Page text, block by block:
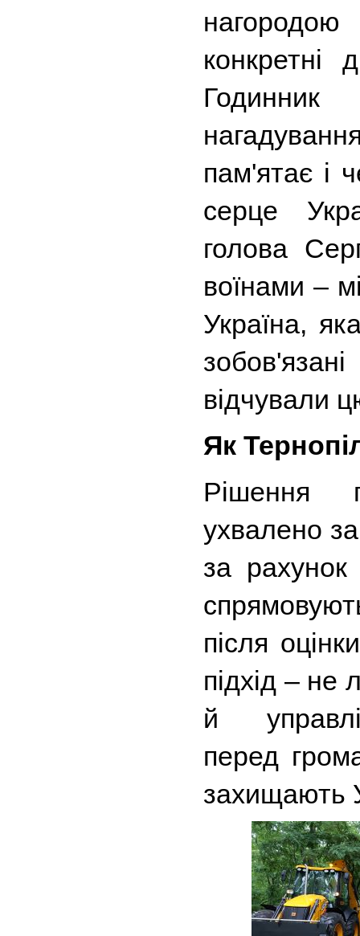
конкретні
пам'ятає і
серце
голова
воїнами –
Україна,
відчували
Як
Рішення
ухвалено
за
після
підхід – не
й
перед
захищають